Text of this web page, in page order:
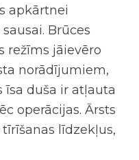
apkārtnei
Brūces
režīms jāievēro
norādījumiem,
īsa duša ir atļauta
operācijas. Ārsts
līdzekļus,